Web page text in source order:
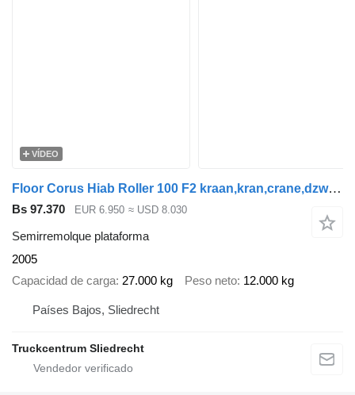
VÍDEO
Floor Corus Hiab Roller 100 F2 kraan,kran,crane,dzwig,manipilator,Deut
Bs 97.370 EUR 6.950 ≈ USD 8.030
Semirremolque plataforma
2005
Capacidad de carga 27.000 kg Peso neto 12.000 kg
Países Bajos, Sliedrecht
Truckcentrum Sliedrecht